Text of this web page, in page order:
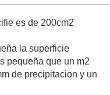
es de 200cm2
la superficie
pequeña que un m2
de precipitacion y un